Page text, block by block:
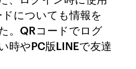
についても情報を
。QRコードでログ
時やPC版LINEで友達